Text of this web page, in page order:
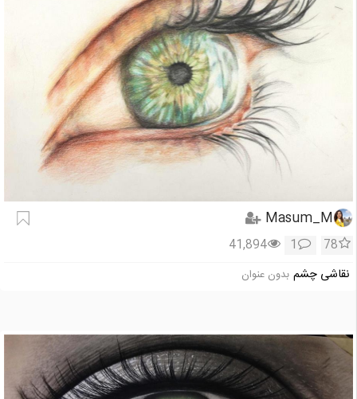
Masum_M
78
1
41,894
نقاشی چشم بدون عنوان